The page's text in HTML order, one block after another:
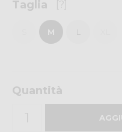
Taglia [?]
M
Quantità